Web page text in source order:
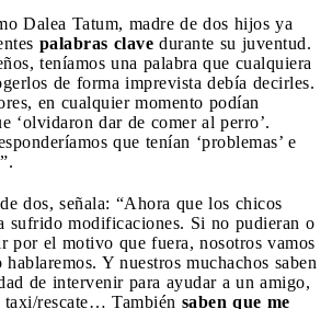
Dalea Tatum, madre de dos hijos ya
palabras clave durante su juventud.
teníamos una palabra que cualquiera
de forma imprevista debía decirles.
en cualquier momento podían
‘olvidaron dar de comer al perro’.
que tenían ‘problemas’ e
dos, señala: “Ahora que los chicos
sufrido modificaciones. Si no pudieran o
por el motivo que fuera, nosotros vamos
Y nuestros muchachos saben
de intervenir para ayudar a un amigo,
taxi/rescate… También saben que me